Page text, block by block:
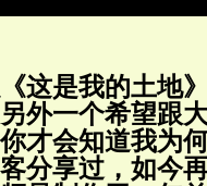
这是我的土地
外一个希望跟
才会知道我为
分享过，如今